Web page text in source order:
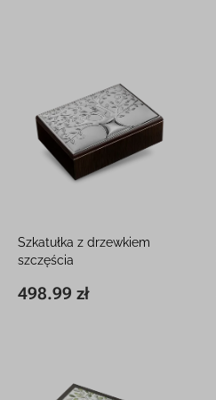
Szkatułka z drzewkiem
szczęścia
498.99 zł
14 x 19 x 5 cm